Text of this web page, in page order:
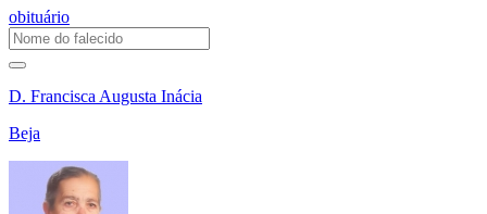
obituário
D. Francisca Augusta Inácia
Beja